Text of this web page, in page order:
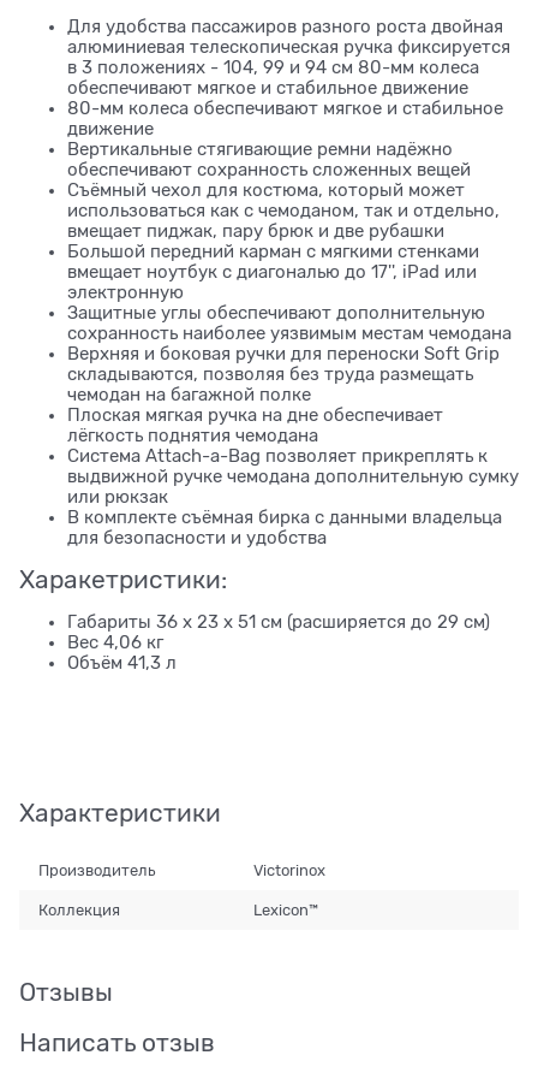
Для удобства пассажиров разного роста двойная
алюминиевая телескопическая ручка фиксируется
в 3 положениях - 104, 99 и 94 см 80-мм колеса
обеспечивают мягкое и стабильное движение
80-мм колеса обеспечивают мягкое и стабильное
движение
Вертикальные стягивающие ремни надёжно
обеспечивают сохранность сложенных вещей
Съёмный чехол для костюма, который может
использоваться как с чемоданом, так и отдельно,
вмещает пиджак, пару брюк и две рубашки
Большой передний карман с мягкими стенками
вмещает ноутбук с диагональю до 17'', iPad или
электронную
Защитные углы обеспечивают дополнительную
сохранность наиболее уязвимым местам чемодана
Верхняя и боковая ручки для переноски Soft Grip
складываются, позволяя без труда размещать
чемодан на багажной полке
Плоская мягкая ручка на дне обеспечивает
лёгкость поднятия чемодана
Система Attach-a-Bag позволяет прикреплять к
выдвижной ручке чемодана дополнительную сумку
или рюкзак
В комплекте съёмная бирка с данными владельца
для безопасности и удобства
Харакетристики:
Габариты 36 x 23 x 51 см (расширяется до 29 см)
Вес 4,06 кг
Объём 41,3 л
Характеристики
Производитель Victorinox
Коллекция Lexicon™
Отзывы
Написать отзыв